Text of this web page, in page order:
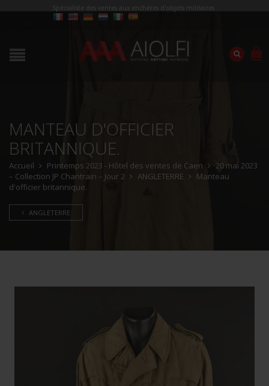
Spécialiste des ventes aux enchères d'objets militaires
MANTEAU D'OFFICIER
BRITANNIQUE.
Accueil Printemps 2023 - Hôtel des ventes de Caen
20 mai 2023
– Collection JP Chantrain – Jour 2
ANGLETERRE
Manteau
d'officier britannique.
ANGLETERRE